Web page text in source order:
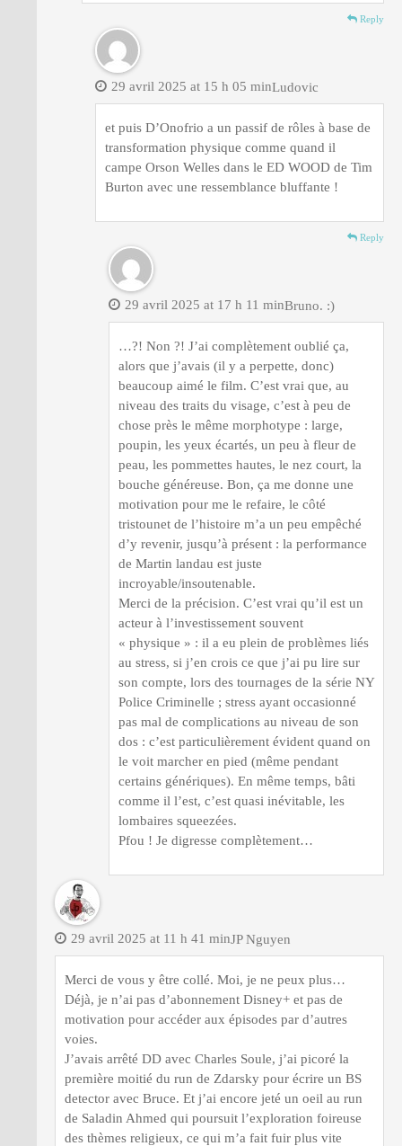
Reply
Ludovic
29 avril 2025 at 15 h 05 min
et puis D’Onofrio a un passif de rôles à base de
transformation physique comme quand il
campe Orson Welles dans le ED WOOD de Tim
Burton avec une ressemblance bluffante !
Reply
Bruno. :)
29 avril 2025 at 17 h 11 min
…?! Non ?! J’ai complètement oublié ça,
alors que j’avais (il y a perpette, donc)
beaucoup aimé le film. C’est vrai que, au
niveau des traits du visage, c’est à peu de
chose près le même morphotype : large,
poupin, les yeux écartés, un peu à fleur de
peau, les pommettes hautes, le nez court, la
bouche généreuse. Bon, ça me donne une
motivation pour me le refaire, le côté
tristounet de l’histoire m’a un peu empêché
d’y revenir, jusqu’à présent : la performance
de Martin landau est juste
incroyable/insoutenable.
Merci de la précision. C’est vrai qu’il est un
acteur à l’investissement souvent
« physique » : il a eu plein de problèmes liés
au stress, si j’en crois ce que j’ai pu lire sur
son compte, lors des tournages de la série NY
Police Criminelle ; stress ayant occasionné
pas mal de complications au niveau de son
dos : c’est particulièrement évident quand on
le voit marcher en pied (même pendant
certains génériques). En même temps, bâti
comme il l’est, c’est quasi inévitable, les
lombaires squeezées.
Pfou ! Je digresse complètement…
JP Nguyen
29 avril 2025 at 11 h 41 min
Merci de vous y être collé. Moi, je ne peux plus…
Déjà, je n’ai pas d’abonnement Disney+ et pas de
motivation pour accéder aux épisodes par d’autres
voies.
J’avais arrêté DD avec Charles Soule, j’ai picoré la
première moitié du run de Zdarsky pour écrire un BS
detector avec Bruce. Et j’ai encore jeté un oeil au run
de Saladin Ahmed qui poursuit l’exploration foireuse
des thèmes religieux, ce qui m’a fait fuir plus vite